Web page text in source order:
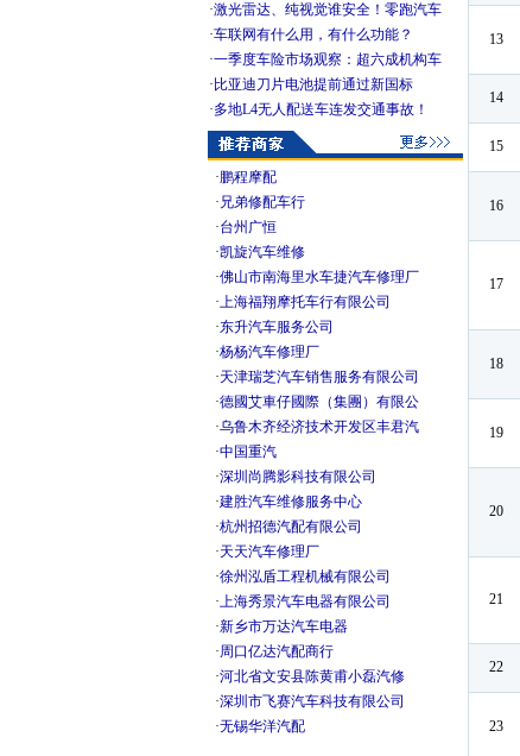
·激光雷达、纯视觉谁安全！零跑汽车
·车联网有什么用，有什么功能？
·一季度车险市场观察：超六成机构车
· 比亚迪刀片电池提前通过新国标
·多地L4无人配送车连发交通事故！
· 鹏程摩配
· 兄弟修配车行
·台州广恒
·凯旋汽车维修
·佛山市南海里水车捷汽车修理厂
·上海福翔摩托车行有限公司
·东升汽车服务公司
·杨杨汽车修理厂
·天津瑞芝汽车销售服务有限公司
·德國艾車仔國際（集團）有限公
·乌鲁木齐经济技术开发区丰君汽
·中国重汽
·深圳尚腾影科技有限公司
·建胜汽车维修服务中心
·杭州招德汽配有限公司
·天天汽车修理厂
·徐州泓盾工程机械有限公司
·上海秀景汽车电器有限公司
·新乡市万达汽车电器
·周口亿达汽配商行
·河北省文安县陈黄甫小磊汽修
·深圳市飞赛汽车科技有限公司
·无锡华洋汽配
13
14
15
16
17
18
19
20
21
22
23